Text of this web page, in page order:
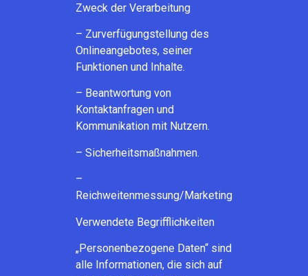
Zweck der Verarbeitung
– Zurverfügungstellung des
Onlineangebotes, seiner
Funktionen und Inhalte.
– Beantwortung von
Kontaktanfragen und
Kommunikation mit Nutzern.
– Sicherheitsmaßnahmen.
–
Reichweitenmessung/Marketing
Verwendete Begrifflichkeiten
„Personenbezogene Daten“ sind
alle Informationen, die sich auf